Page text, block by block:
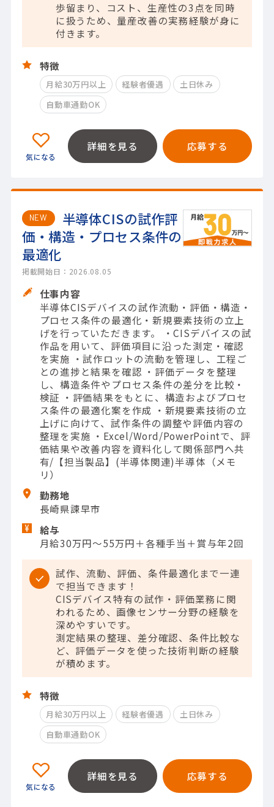
歩留まり、コスト、生産性の3点を同時
に扱うため、量産改善の実務経験が身に
付きます。
特徴
月給30万円以上 経験者優遇
土日休み
自動車通勤OK
詳細を見る 応募する
NEW
半導体CISの試作評
価・構造・プロセス条件の
最適化
掲載開始日：2026.08.05
仕事内容
半導体CISデバイスの試作流動・評価・構造・
プロセス条件の最適化・新規要素技術の立上
げを行っていただきます。 ・CISデバイスの試
作品を用いて、評価項目に沿った測定・確認
を実施 ・試作ロットの流動を管理し、工程ご
との進捗と結果を確認 ・評価データを整理
し、構造条件やプロセス条件の差分を比較・
検証 ・評価結果をもとに、構造およびプロセ
ス条件の最適化案を作成 ・新規要素技術の立
上げに向けて、試作条件の調整や評価内容の
整理を実施 ・Excel/Word/PowerPointで、評
価結果や改善内容を資料化して関係部門へ共
有/【担当製品】(半導体関連)半導体（メモ
リ）
勤務地
長崎県諫早市
給与
月給30万円～55万円＋各種手当＋賞与年2回
試作、流動、評価、条件最適化まで一連
で担当できます！
CISデバイス特有の試作・評価業務に関
われるため、画像センサー分野の経験を
深めやすいです。
測定結果の整理、差分確認、条件比較な
ど、評価データを使った技術判断の経験
が積めます。
特徴
月給30万円以上 経験者優遇
土日休み
自動車通勤OK
詳細を見る 応募する